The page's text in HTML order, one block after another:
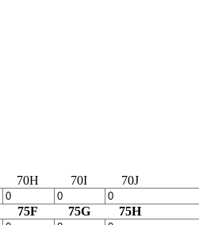
70H 70I 70J
75F 75G 75H